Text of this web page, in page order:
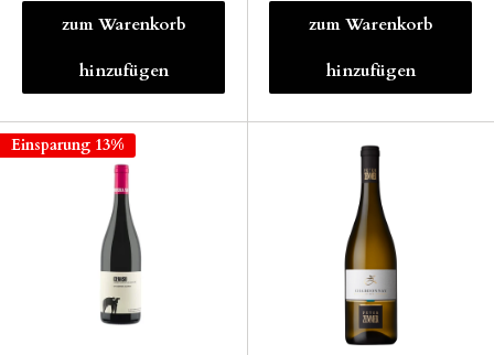
zum Warenkorb
hinzufügen
zum Warenkorb
hinzufügen
Einsparung 13%